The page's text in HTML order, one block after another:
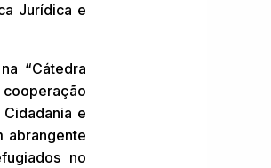
Jurídica e
“Cátedra
cooperação
e
abrangente
no